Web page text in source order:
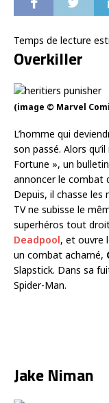
Temps de lecture
Overkiller
(image © Marvel
L’homme qui
son passé. Alors
Fortune », un
annoncer le combat
Depuis, il chasse les
TV ne subisse le
superhéros tout
Deadpool, et ouvre
un combat acharné,
Slapstick. Dans sa
Spider-Man.
Jake Niman